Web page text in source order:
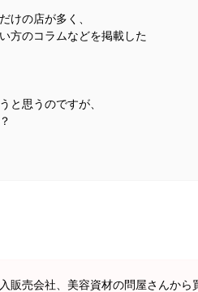
けの店が多く、
方のコラムなどを掲載した
と思うのですが、
販売会社、美容資材の問屋さんから